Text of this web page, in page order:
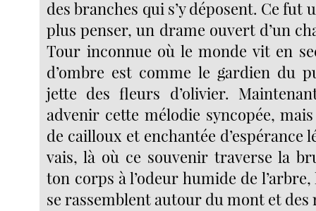
des branches qui s’y déposent. Ce fut
plus penser, un drame ouvert d’un
Tour inconnue où le monde vit en
d’ombre est comme le gardien du
jette des fleurs d’olivier.
advenir cette mélodie syncopée,
de cailloux et enchantée d’espérance
vais, là où ce souvenir traverse la
ton corps à l’odeur humide de
se rassemblent autour du mont et